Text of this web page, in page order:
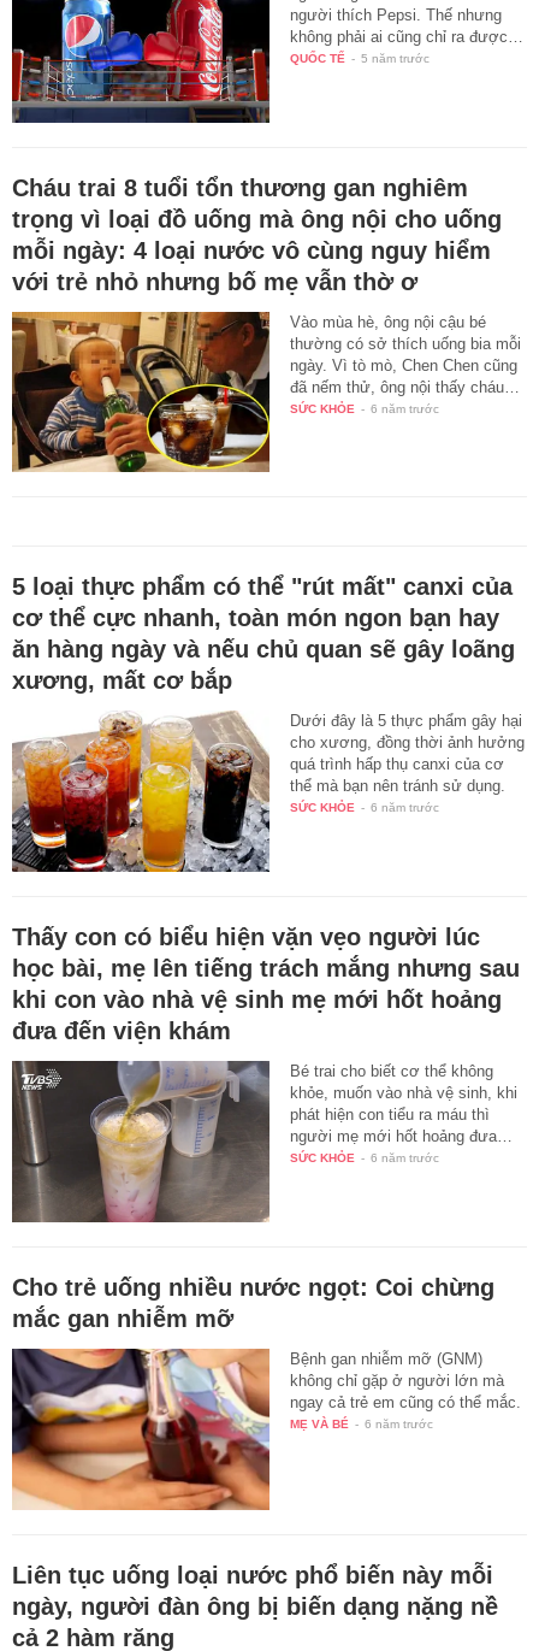
người thích Pepsi. Thế nhưng
không phải ai cũng chỉ ra được…
QUỐC TẾ - 5 năm trước
Cháu trai 8 tuổi tổn thương gan nghiêm
trọng vì loại đồ uống mà ông nội cho uống
mỗi ngày: 4 loại nước vô cùng nguy hiểm
với trẻ nhỏ nhưng bố mẹ vẫn thờ ơ
Vào mùa hè, ông nội cậu bé
thường có sở thích uống bia mỗi
ngày. Vì tò mò, Chen Chen cũng
đã nếm thử, ông nội thấy cháu…
SỨC KHỎE - 6 năm trước
5 loại thực phẩm có thể "rút mất" canxi của
cơ thể cực nhanh, toàn món ngon bạn hay
ăn hàng ngày và nếu chủ quan sẽ gây loãng
xương, mất cơ bắp
Dưới đây là 5 thực phẩm gây hại
cho xương, đồng thời ảnh hưởng
quá trình hấp thụ canxi của cơ
thể mà bạn nên tránh sử dụng.
SỨC KHỎE - 6 năm trước
Thấy con có biểu hiện vặn vẹo người lúc
học bài, mẹ lên tiếng trách mắng nhưng sau
khi con vào nhà vệ sinh mẹ mới hốt hoảng
đưa đến viện khám
Bé trai cho biết cơ thể không
khỏe, muốn vào nhà vệ sinh, khi
phát hiện con tiểu ra máu thì
người mẹ mới hốt hoảng đưa…
SỨC KHỎE - 6 năm trước
Cho trẻ uống nhiều nước ngọt: Coi chừng
mắc gan nhiễm mỡ
Bệnh gan nhiễm mỡ (GNM)
không chỉ gặp ở người lớn mà
ngay cả trẻ em cũng có thể mắc.
MẸ VÀ BÉ - 6 năm trước
Liên tục uống loại nước phổ biến này mỗi
ngày, người đàn ông bị biến dạng nặng nề
cả 2 hàm răng